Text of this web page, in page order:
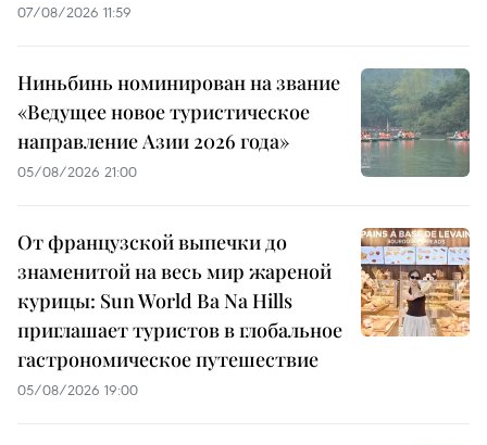
07/08/2026 11:59
Ниньбинь номинирован на звание
«Ведущее новое туристическое
направление Азии 2026 года»
05/08/2026 21:00
От французской выпечки до
знаменитой на весь мир жареной
курицы: Sun World Ba Na Hills
приглашает туристов в глобальное
гастрономическое путешествие
05/08/2026 19:00